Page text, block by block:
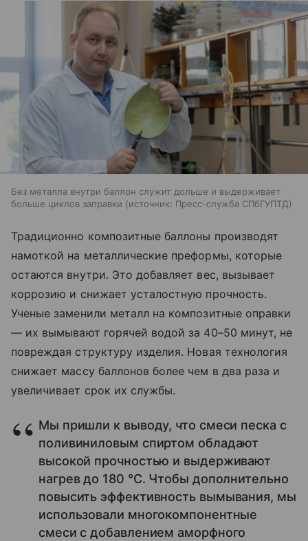
Без металла внутри баллон служит дольше и выдерживает
больше циклов заправки
источник: Пресс-служба СПбГУПТД
Традиционно композитные баллоны производят
намоткой на металлические преформы, которые
остаются внутри. Это добавляет вес, вызывает
коррозию и снижает усталостную прочность.
Ученые заменили металл на композитные оправки
— их вымывают горячей водой за 40–50 минут, не
повреждая структуру изделия. Новая технология
снижает массу баллонов более чем в два раза и
увеличивает срок их службы.
Мы пришли к выводу, что смеси песка с
поливиниловым спиртом обладают
высокой прочностью и выдерживают
нагрев до 180 °С. Чтобы дополнительно
повысить эффективность вымывания, мы
использовали многокомпонентные
смеси с добавлением аморфного